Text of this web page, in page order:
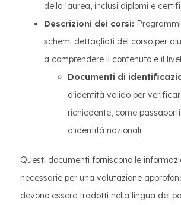
della laurea, inclusi diplomi e
Descrizioni dei corsi:
schemi dettagliati del corso per
a comprendere il contenuto e il
Documenti di
d'identità valido per
richiedente, come
d'identità nazionali.
Questi documenti forniscono le
necessarie per una valutazione
devono essere tradotti nella lingua del